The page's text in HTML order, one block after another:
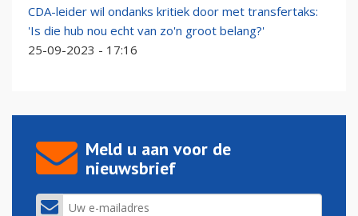
CDA-leider wil ondanks kritiek door met transfertaks:
'Is die hub nou echt van zo'n groot belang?'
25-09-2023 - 17:16
Meld u aan voor de
nieuwsbrief